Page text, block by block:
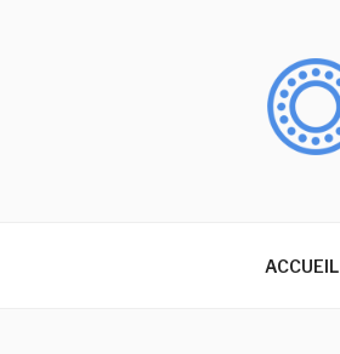
ACCUEIL